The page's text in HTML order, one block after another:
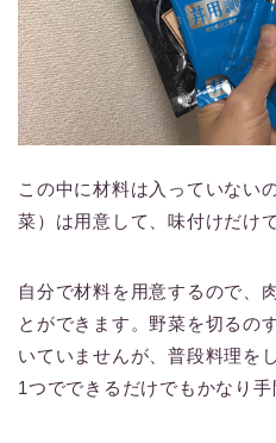
この中に材料は入っていない
菜）は用意して、味付けだけ
自分で材料を用意するので、
とができます。野菜を切るの
いていませんが、普段料理を
1つでできるだけでもかなり手